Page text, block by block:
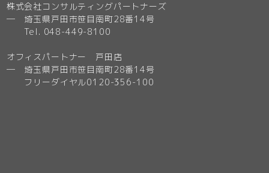
株式会社コンサルティングパートナーズ
─ 埼玉県戸田市笹目南町28番14号
Tel. 048-449-8100
オフィスパートナー 戸田店
─ 埼玉県戸田市笹目南町28番14号
フリーダイヤル0120-356-100